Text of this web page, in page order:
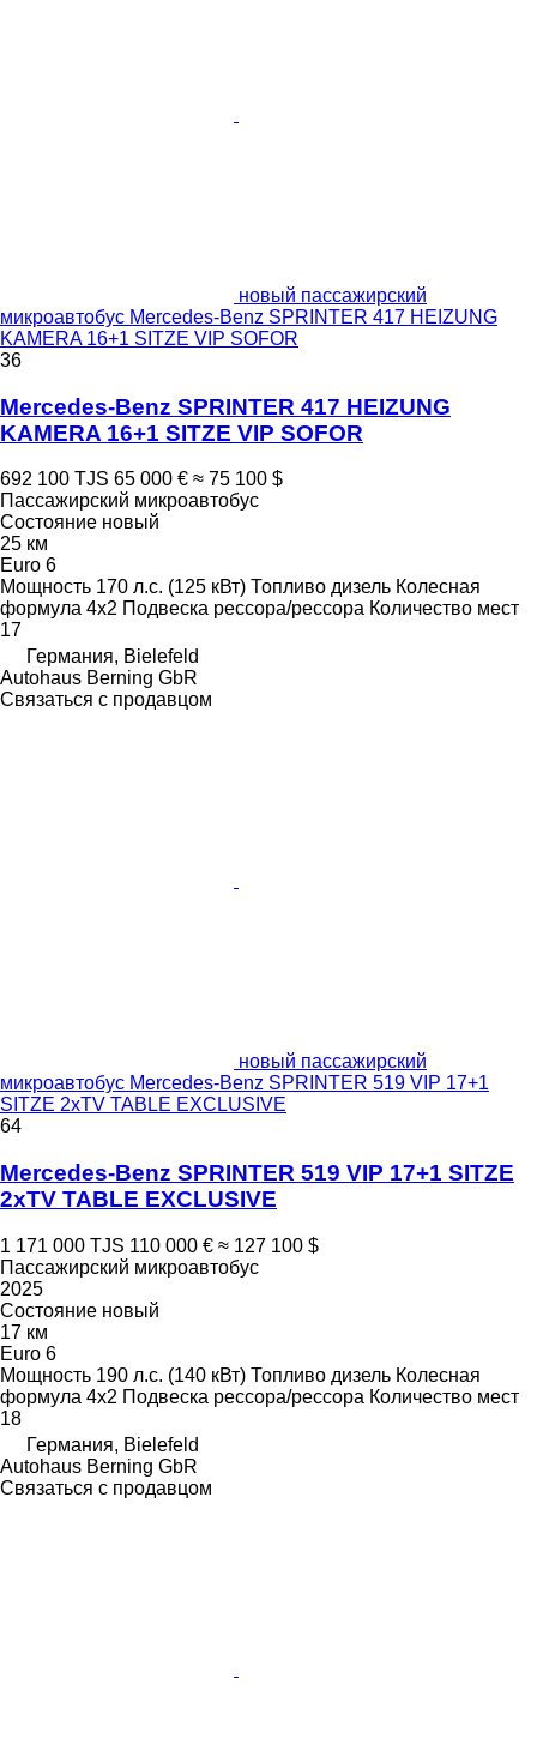
новый пассажирский
микроавтобус Mercedes-Benz SPRINTER 417 HEIZUNG
KAMERA 16+1 SITZE VIP SOFOR
36
Mercedes-Benz SPRINTER 417 HEIZUNG
KAMERA 16+1 SITZE VIP SOFOR
692 100 TJS 65 000 € ≈ 75 100 $
Пассажирский микроавтобус
Состояние новый
25 км
Euro 6
Мощность 170 л.с. (125 кВт) Топливо дизель Колесная
формула 4x2 Подвеска рессора/рессора Количество мест
17
Германия, Bielefeld
Autohaus Berning GbR
Связаться с продавцом
новый пассажирский
микроавтобус Mercedes-Benz SPRINTER 519 VIP 17+1
SITZE 2xTV TABLE EXCLUSIVE
64
Mercedes-Benz SPRINTER 519 VIP 17+1 SITZE
2xTV TABLE EXCLUSIVE
1 171 000 TJS 110 000 € ≈ 127 100 $
Пассажирский микроавтобус
2025
Состояние новый
17 км
Euro 6
Мощность 190 л.с. (140 кВт) Топливо дизель Колесная
формула 4x2 Подвеска рессора/рессора Количество мест
18
Германия, Bielefeld
Autohaus Berning GbR
Связаться с продавцом